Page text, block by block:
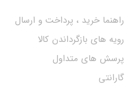
راهنما خرید ، پرداخت و ارسال
رویه های بازگرداندن کالا
پرسش های متداول
گارانتی